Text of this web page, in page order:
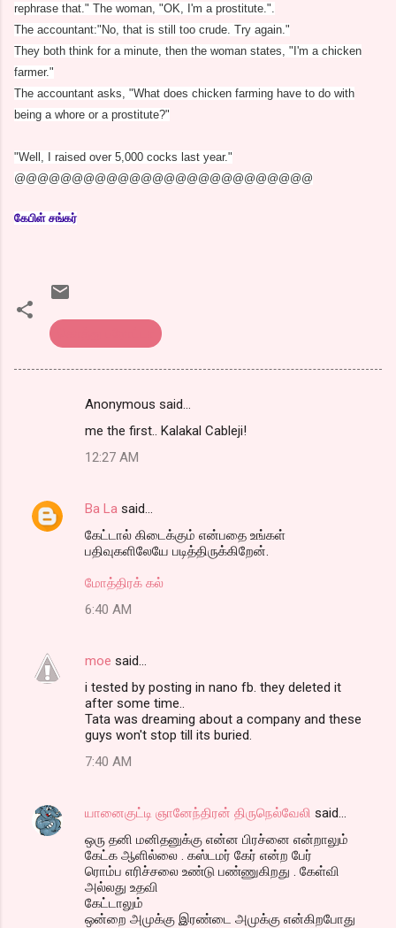
rephrase that." The woman, "OK, I'm a prostitute.".
The accountant:"No, that is still too crude. Try again."
They both think for a minute, then the woman states, "I'm a chicken
farmer."
The accountant asks, "What does chicken farming have to do with
being a whore or a prostitute?"
"Well, I raised over 5,000 cocks last year."
@@@@@@@@@@@@@@@@@@@@@@@@@@
கேபிள் சங்கர்
e
Anonymous said…
me the first.. Kalakal Cableji!
12:27 AM
Ba La said…
கேட்டால் கிடைக்கும் என்பதை உங்கள்
பதிவுகளிலேயே படித்திருக்கிறேன்.
மோத்திரக் கல்
6:40 AM
moe said…
i tested by posting in nano fb. they deleted it
after some time..
Tata was dreaming about a company and these
guys won't stop till its buried.
7:40 AM
யானைகுட்டி ஞானேந்திரன் திருநெல்வேலி said…
ஒரு தனி மனிதனுக்கு என்ன பிரச்னை என்றாலும்
கேட்க ஆளில்லை . கஸ்டமர் கேர் என்ற பேர்
ரொம்ப எரிச்சலை உண்டு பண்ணுகிறது . கேள்வி
அல்லது உதவி
கேட்டாலும்
ஒன்றை அமுக்கு இரண்டை அமுக்கு என்கிறபோது